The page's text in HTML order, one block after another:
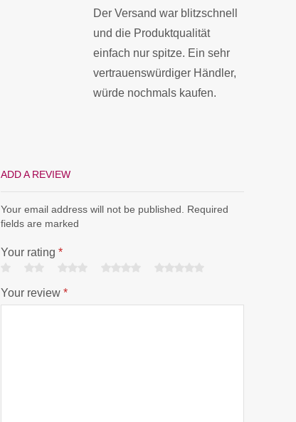
Der Versand war blitzschnell
und die Produktqualität
einfach nur spitze. Ein sehr
vertrauenswürdiger Händler,
würde nochmals kaufen.
ADD A REVIEW
Your email address will not be published. Required
fields are marked
Your rating *
Your review *